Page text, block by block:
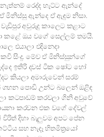
රෙද්ද හැට්ට ඇන්දේ
මිනිස්සු ඇන්දෙ ඒ ඇඳුම නිසා.
අවුරුදු කාලෙට කළාට
කළේ ඔය වගේ සෙල්ලම් තමයි.
එයාලා එදිනෙදා
සිංදු. මේව ඒ මිනිස්සුන්ගේ
ඉතිරි දවස් ටික ෂෝට හෝ
කියලා අමාරුවෙන් සරම්
ගහන පොඩි උන්ට බලෙන් ඔළිඳ
කටපාඩම් කරවලා ගිනි අවුවේ
කරවන එක වගේ දේවල්
දිහා බැලුවම අපට පේන
සහ නැදෑ හිතමිත්‍රයෝ